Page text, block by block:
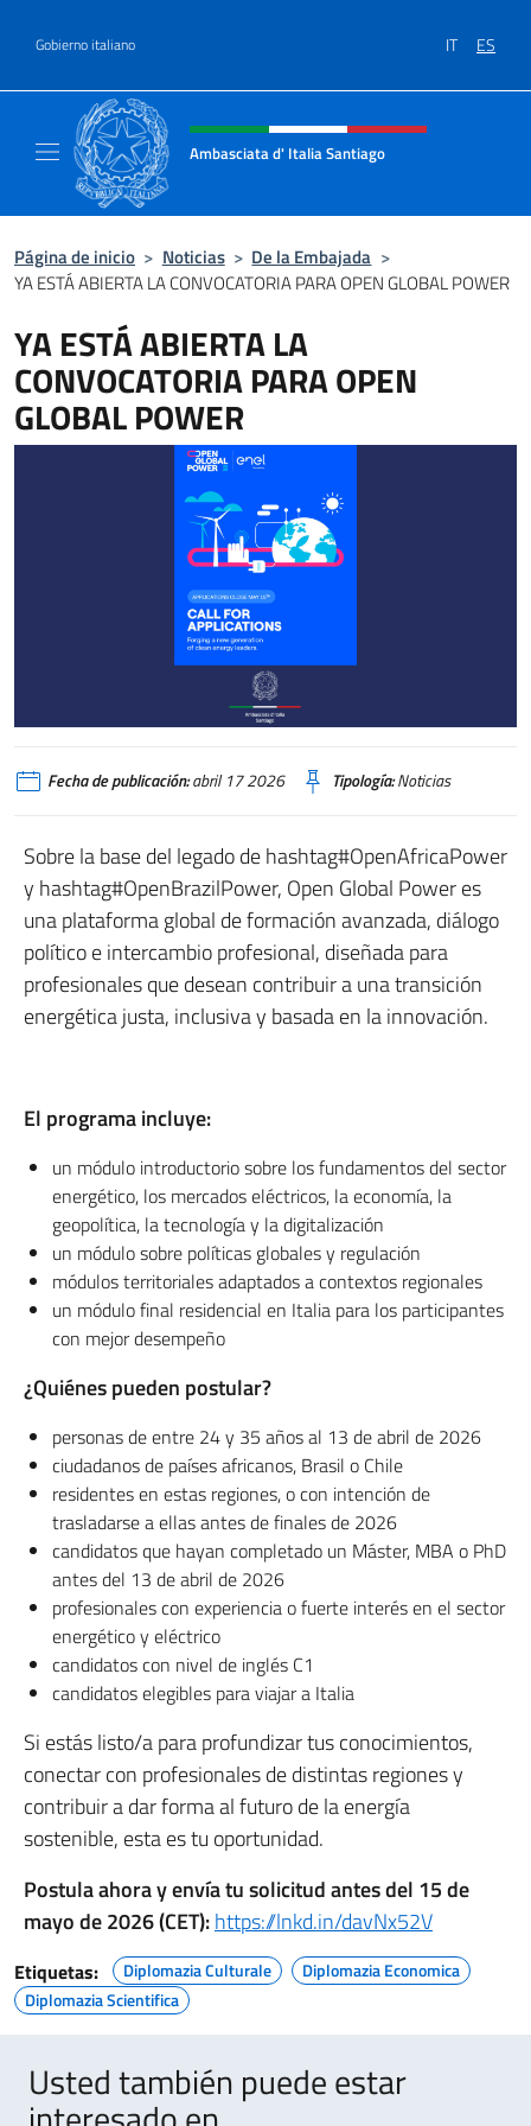
Gobierno italiano IT ES
Encabezado del sitio web,
Ambasciata d' Italia Santiago
Página de inicio > Noticias > De la Embajada >
YA ESTÁ ABIERTA LA CONVOCATORIA PARA OPEN GLOBAL POWER
YA ESTÁ ABIERTA LA
CONVOCATORIA PARA OPEN
GLOBAL POWER
Fecha de publicación:abril 17 2026 Tipología:Noticias
Sobre la base del legado de hashtag#OpenAfricaPower
y hashtag#OpenBrazilPower, Open Global Power es
una plataforma global de formación avanzada, diálogo
político e intercambio profesional, diseñada para
profesionales que desean contribuir a una transición
energética justa, inclusiva y basada en la innovación.
El programa incluye:
un módulo introductorio sobre los fundamentos del sector
energético, los mercados eléctricos, la economía, la
geopolítica, la tecnología y la digitalización
un módulo sobre políticas globales y regulación
módulos territoriales adaptados a contextos regionales
un módulo final residencial en Italia para los participantes
con mejor desempeño
¿Quiénes pueden postular?
personas de entre 24 y 35 años al 13 de abril de 2026
ciudadanos de países africanos, Brasil o Chile
residentes en estas regiones, o con intención de
trasladarse a ellas antes de finales de 2026
candidatos que hayan completado un Máster, MBA o PhD
antes del 13 de abril de 2026
profesionales con experiencia o fuerte interés en el sector
energético y eléctrico
candidatos con nivel de inglés C1
candidatos elegibles para viajar a Italia
Si estás listo/a para profundizar tus conocimientos,
conectar con profesionales de distintas regiones y
contribuir a dar forma al futuro de la energía
sostenible, esta es tu oportunidad.
Postula ahora y envía tu solicitud antes del 15 de
mayo de 2026 (CET):https://lnkd.in/davNx52V
Etiquetas: Diplomazia Culturale
Diplomazia Economica
Diplomazia Scientifica
Usted también puede estar